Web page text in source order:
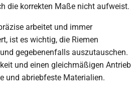
die korrekten Maße nicht aufweist.
arbeitet und immer
ist es wichtig, die Riemen
gegebenenfalls auszutauschen.
und einen gleichmäßigen Antrieb
und abriebfeste Materialien.